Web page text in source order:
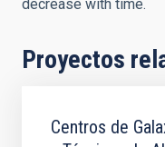
decrease with time.
Proyectos
Centros de